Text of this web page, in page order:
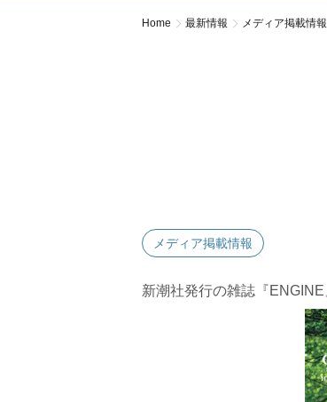
Home 最新情報 メディア掲載情報
メディア掲載情報
新潮社発行の雑誌『ENGINE